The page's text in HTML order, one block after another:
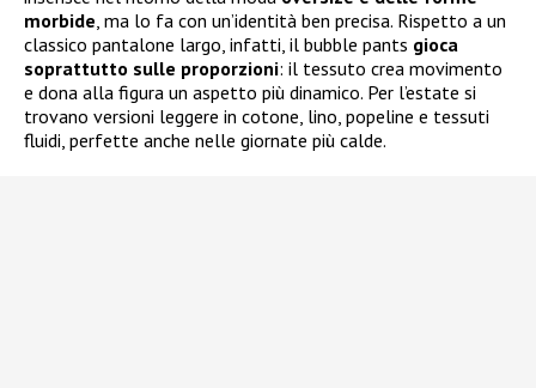
morbide , ma lo fa con un’identità ben precisa. Rispetto a un
classico pantalone largo, infatti, il bubble pants gioca
soprattutto sulle proporzioni: il tessuto crea movimento
e dona alla figura un aspetto più dinamico. Per l’estate si
trovano versioni leggere in cotone, lino, popeline e tessuti
fluidi, perfette anche nelle giornate più calde.